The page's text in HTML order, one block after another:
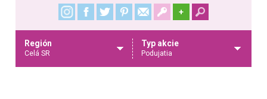
+
Región
Celá SR
Typ akcie
Podujatia